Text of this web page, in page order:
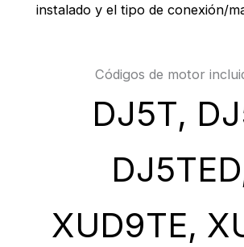
instalado y el tipo de conexión/
Códigos de motor
DJ5T,
XUD9TE,